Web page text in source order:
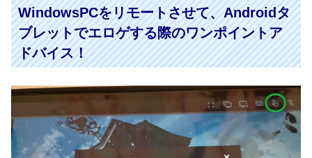
WindowsPCをリモートさせて、Androidタ
ブレットでエロゲする際のワンポイントア
ドバイス！